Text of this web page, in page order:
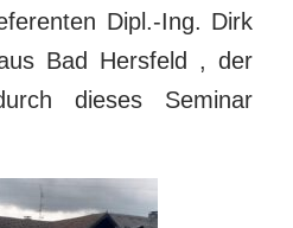
Dipl.-Ing. Dirk
Bad Hersfeld , der
dieses Seminar